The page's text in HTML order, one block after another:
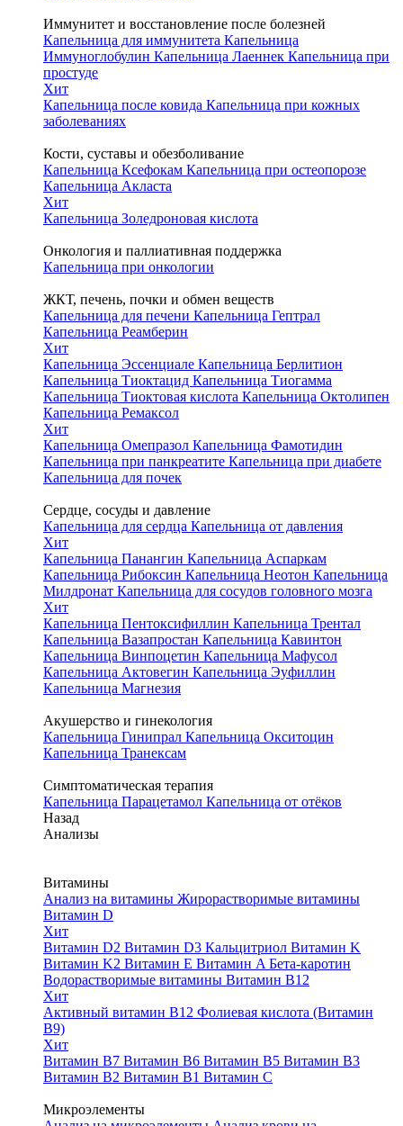
Иммунитет и восстановление после болезней
Капельница для иммунитета Капельница
Иммуноглобулин Капельница Лаеннек Капельница при
простуде
Хит
Капельница после ковида Капельница при кожных
заболеваниях
Кости, суставы и обезболивание
Капельница Ксефокам Капельница при остеопорозе
Капельница Акласта
Хит
Капельница Золедроновая кислота
Онкология и паллиативная поддержка
Капельница при онкологии
ЖКТ, печень, почки и обмен веществ
Капельница для печени Капельница Гептрал
Капельница Реамберин
Хит
Капельница Эссенциале Капельница Берлитион
Капельница Тиоктацид Капельница Тиогамма
Капельница Тиоктовая кислота Капельница Октолипен
Капельница Ремаксол
Хит
Капельница Омепразол Капельница Фамотидин
Капельница при панкреатите Капельница при диабете
Капельница для почек
Сердце, сосуды и давление
Капельница для сердца Капельница от давления
Хит
Капельница Панангин Капельница Аспаркам
Капельница Рибоксин Капельница Неотон Капельница
Милдронат Капельница для сосудов головного мозга
Хит
Капельница Пентоксифиллин Капельница Трентал
Капельница Вазапростан Капельница Кавинтон
Капельница Винпоцетин Капельница Мафусол
Капельница Актовегин Капельница Эуфиллин
Капельница Магнезия
Акушерство и гинекология
Капельница Гинипрал Капельница Окситоцин
Капельница Транексам
Симптоматическая терапия
Капельница Парацетамол Капельница от отёков
Назад
Анализы
Витамины
Анализ на витамины Жирорастворимые витамины
Витамин D
Хит
Витамин D2 Витамин D3 Кальцитриол Витамин K
Витамин K2 Витамин E Витамин A Бета-каротин
Водорастворимые витамины Витамин B12
Хит
Активный витамин B12 Фолиевая кислота (Витамин
B9)
Хит
Витамин B7 Витамин B6 Витамин B5 Витамин B3
Витамин B2 Витамин B1 Витамин C
Микроэлементы